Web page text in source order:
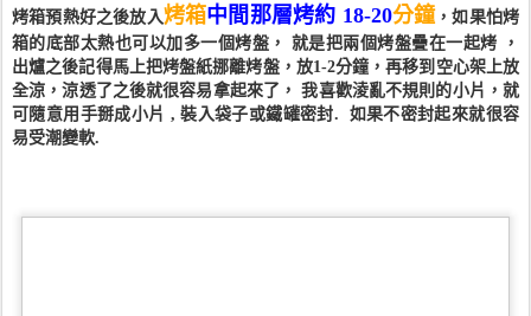
烤箱預熱好之後放入烤箱中間那層烤約 18-20分鐘，如果怕烤
箱的底部太熱也可以加多一個烤盤， 就是把兩個烤盤疊在一起烤 ，
出爐之後記得馬上把烤盤紙挪離烤盤，放1-2分鐘，再移到空心架上放
全涼，涼透了之後就很容易拿起來了， 我喜歡淩亂不規則的小片，就
可隨意用手掰成小片 , 裝入袋子或鐵罐密封. 如果不密封起來就很容
易受潮變軟.